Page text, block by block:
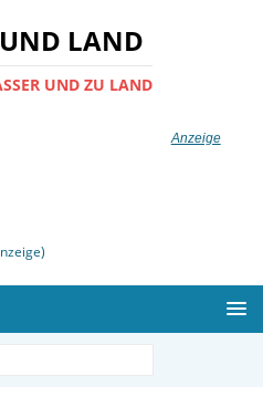
LAND
UND ZU LAND